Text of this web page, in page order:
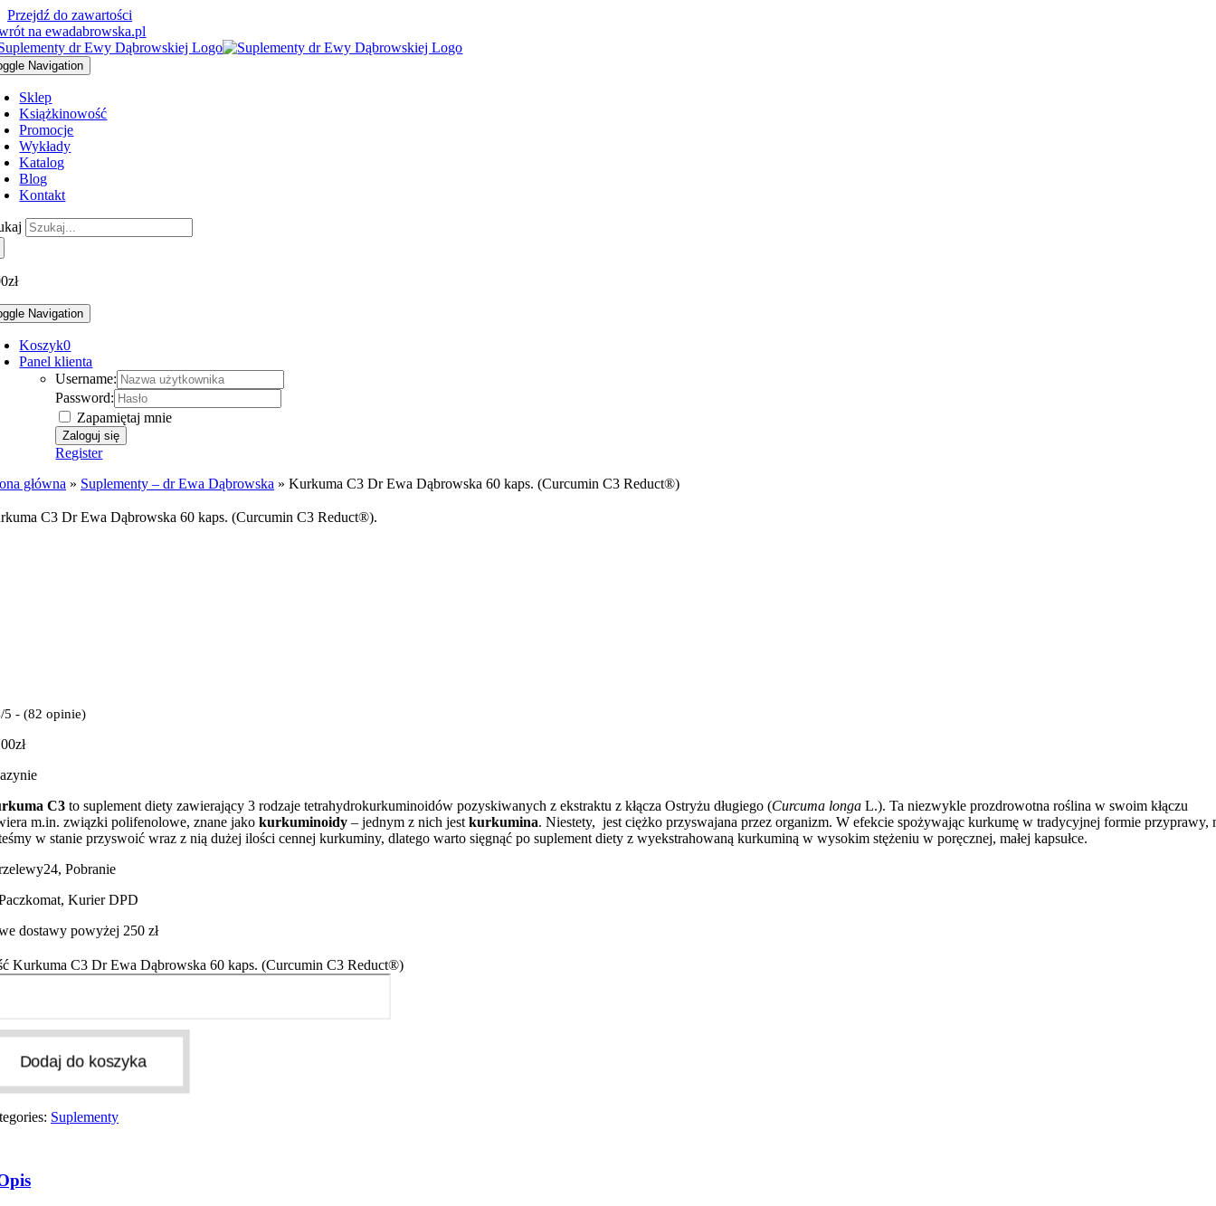
Przejdź do zawartości
na ewadabrowska.pl
Navigation
Sklep
Książkinowość
Promocje
Wykłady
Katalog
Blog
Kontakt
zł
Navigation
Koszyk0
Panel klienta
Username:
Password:
Zapamiętaj mnie
Register
główna » Suplementy – dr Ewa Dąbrowska »Kurkuma C3 Dr Ewa Dąbrowska 60 kaps. (Curcumin C3 Reduct®)
C3 Dr Ewa Dąbrowska 60 kaps. (Curcumin C3 Reduct®).
5 - (82 opinie)
zł
C3 to suplement diety zawierający 3 rodzaje tetrahydrokurkuminoidów pozyskiwanych z ekstraktu z kłącza Ostryżu długiego (Curcuma longa L.). Ta niezwykle prozdrowotna roślina w swoim kłączu
m.in. związki polifenolowe, znane jakokurkuminoidy – jednym z nich jestkurkumina. Niestety, jest ciężko przyswajana przez organizm. W efekcie spożywając kurkumę w tradycyjnej formie przyprawy,
w stanie przyswoić wraz z nią dużej ilości cennej kurkuminy, dlatego warto sięgnąć po suplement diety z wyekstrahowaną kurkuminą w wysokim stężeniu w poręcznej, małej kapsułce.
Pobranie
Kurier DPD
dostawy powyżej 250 zł
Kurkuma C3 Dr Ewa Dąbrowska 60 kaps. (Curcumin C3 Reduct®)
Dodaj do koszyka
Suplementy